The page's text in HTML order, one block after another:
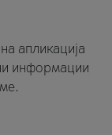
апликација
информации